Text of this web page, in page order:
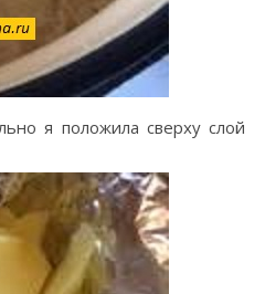
я положила сверху слой